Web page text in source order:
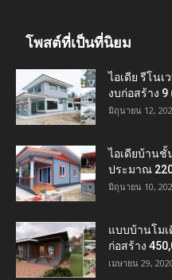
โพสต์ที่เป็นที่นิยม
ไอเดีย รีโน
งบก่อสร้าง
มิถุนายน 12,
ไอเดียบ้านชั้
ประมาณ
มิถุนายน 10,
แบบบ้านโม
ก่อสร้าง
เมษายน 29,